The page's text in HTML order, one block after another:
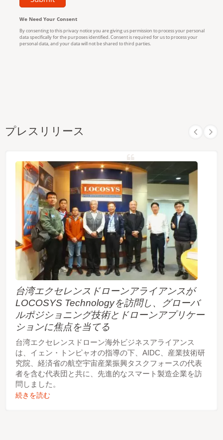
プレスリリース
台湾エクセレンスドローンアライアンスが
LOCOSYS Technologyを訪問し、グローバ
ルポジショニング技術とドローンアプリケー
ションに焦点を当てる
台湾エクセレンスドローン海外ビジネスアライアンス
は、イェン・トンピャオの指導の下、AIDC、産業技術研
究院、経済省の航空宇宙産業振興タスクフォースの代表
者を含む代表団と共に、先進的なスマート製造企業を訪
問しました。
続きを読む